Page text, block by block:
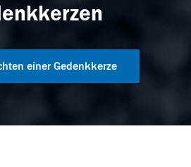
einer Gedenkkerze